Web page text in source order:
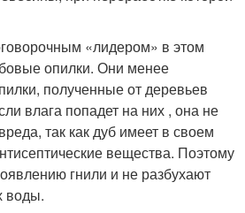
«лидером» в этом
опилки. Они менее
полученные от деревьев
влага попадет на них , она не
так как дуб имеет в своем
вещества. Поэтому
гнили и не разбухают
воды.